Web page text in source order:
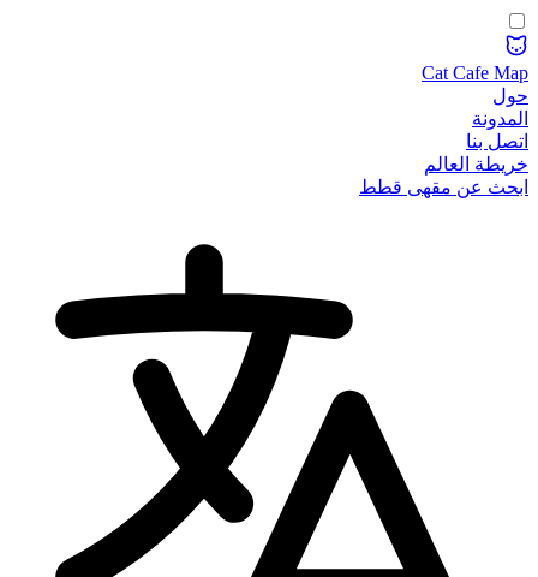
Cat Cafe Map
حول
المدونة
اتصل بنا
خريطة العالم
ابحث عن مقهى قطط